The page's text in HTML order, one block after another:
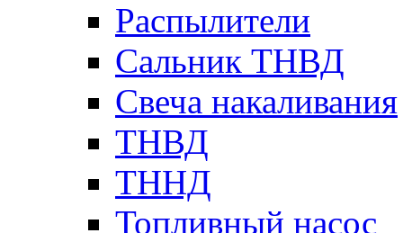
Распылители
Сальник ТНВД
Свеча накаливания
ТНВД
ТННД
Топливный насос